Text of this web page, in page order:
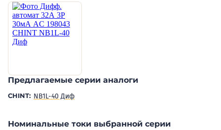
Предлагаемые серии аналоги
CHINT: NB1L-40 Диф
Номинальные токи выбранной серии